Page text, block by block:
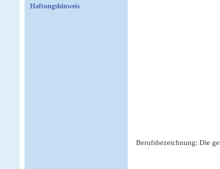
Haftungshinweis
Berufsbezeichnung: Die